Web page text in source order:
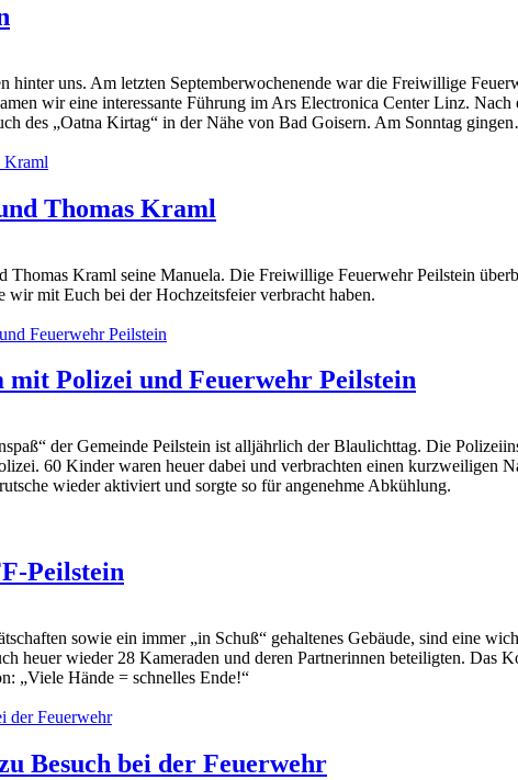
hinter uns. Am letzten Septemberwochenende war die Freiwillige
wir eine interessante Führung im Ars Electronica Center Linz.
des „Oatna Kirtag“ in der Nähe von Bad Goisern. Am Sonntag
Thomas Kraml
Thomas Kraml seine Manuela. Die Freiwillige Feuerwehr Peilstein
wir mit Euch bei der Hochzeitsfeier verbracht haben.
mit Polizei und Feuerwehr Peilstein
der Gemeinde Peilstein ist alljährlich der Blaulichttag. Die
60 Kinder waren heuer dabei und verbrachten einen kurzweiligen
wieder aktiviert und sorgte so für angenehme Abkühlung.
Peilstein
sowie ein immer „in Schuß“ gehaltenes Gebäude, sind eine
heuer wieder 28 Kameraden und deren Partnerinnen beteiligten.
„Viele Hände = schnelles Ende!“
Besuch bei der Feuerwehr